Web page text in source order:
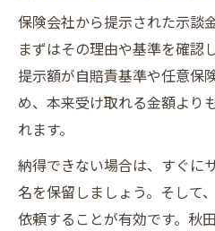
保険会社から提示された示談
まずはその理由や基準を確認
提示額が自賠責基準や任意保
め、本来受け取れる金額より
れます。
納得できない場合は、すぐに
名を保留しましょう。そして
依頼することが有効です。秋